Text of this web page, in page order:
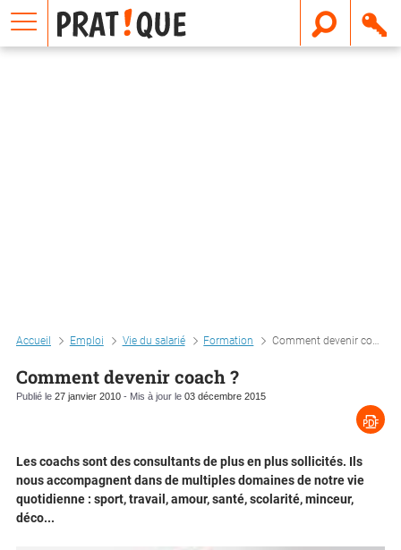
Accueil Emploi Vie du salarié Formation Comment devenir coach ?
Comment devenir coach ?
Publié le 27 janvier 2010 - Mis à jour le 03 décembre 2015
Les coachs sont des consultants de plus en plus sollicités. Ils
nous accompagnent dans de multiples domaines de notre vie
quotidienne : sport, travail, amour, santé, scolarité, minceur,
déco...
E
m
a